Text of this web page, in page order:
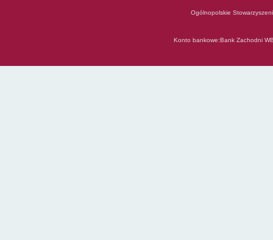
Ogólnopolskie
Konto bankowe:Bank Zachodni